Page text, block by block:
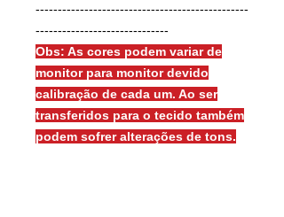
------------------------------------------------
------------------------------
Obs: As cores podem variar de
monitor para monitor devido
calibração de cada um. Ao ser
transferidos para o tecido também
podem sofrer alterações de tons.